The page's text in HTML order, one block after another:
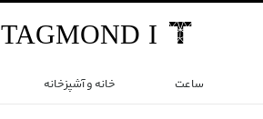
TAGMOND I
ساعت خانه و آشپزخانه